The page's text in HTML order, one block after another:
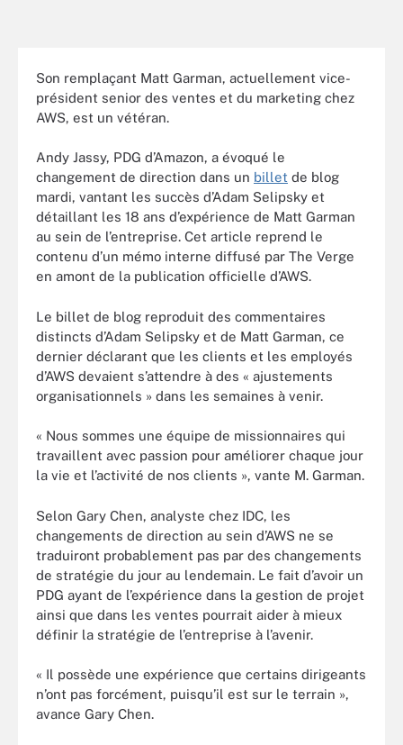
Son remplaçant Matt Garman, actuellement vice-
président senior des ventes et du marketing chez
AWS, est un vétéran.
Andy Jassy, PDG d’Amazon, a évoqué le
changement de direction dans un billet de blog
mardi, vantant les succès d’Adam Selipsky et
détaillant les 18 ans d’expérience de Matt Garman
au sein de l’entreprise. Cet article reprend le
contenu d’un mémo interne diffusé par The Verge
en amont de la publication officielle d’AWS.
Le billet de blog reproduit des commentaires
distincts d’Adam Selipsky et de Matt Garman, ce
dernier déclarant que les clients et les employés
d’AWS devaient s’attendre à des « ajustements
organisationnels » dans les semaines à venir.
« Nous sommes une équipe de missionnaires qui
travaillent avec passion pour améliorer chaque jour
la vie et l’activité de nos clients », vante M. Garman.
Selon Gary Chen, analyste chez IDC, les
changements de direction au sein d’AWS ne se
traduiront probablement pas par des changements
de stratégie du jour au lendemain. Le fait d’avoir un
PDG ayant de l’expérience dans la gestion de projet
ainsi que dans les ventes pourrait aider à mieux
définir la stratégie de l’entreprise à l’avenir.
« Il possède une expérience que certains dirigeants
n’ont pas forcément, puisqu’il est sur le terrain »,
avance Gary Chen.